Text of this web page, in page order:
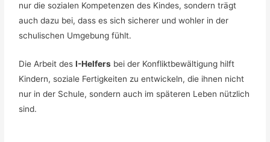
nur die sozialen Kompetenzen des Kindes, sondern trägt
auch dazu bei, dass es sich sicherer und wohler in der
schulischen Umgebung fühlt.
Die Arbeit desI-Helfers bei der Konfliktbewältigung hilft
Kindern, soziale Fertigkeiten zu entwickeln, die ihnen nicht
nur in der Schule, sondern auch im späteren Leben nützlich
sind.